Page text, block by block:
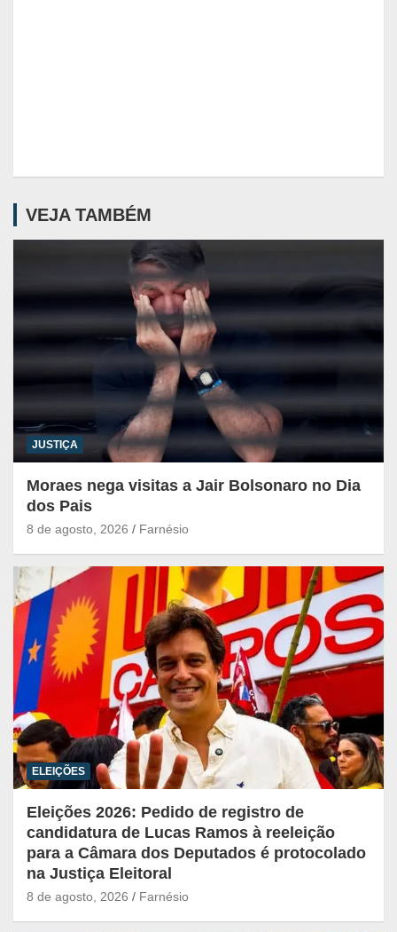
VEJA TAMBÉM
JUSTIÇA
Moraes nega visitas a Jair Bolsonaro no Dia
dos Pais
8 de agosto, 2026 Farnésio
ELEIÇÕES
Eleições 2026: Pedido de registro de
candidatura de Lucas Ramos à reeleição
para a Câmara dos Deputados é protocolado
na Justiça Eleitoral
8 de agosto, 2026 Farnésio